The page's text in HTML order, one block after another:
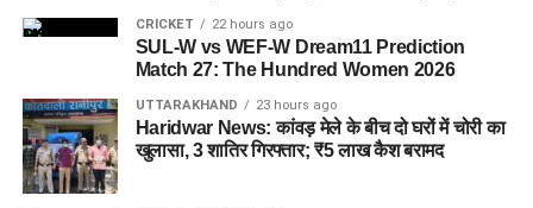
है, जहां वे खुद को सुरक्षित, सम्मानित और परिवार का हिस्सा महसूस कर
5 एकड़ जमीन की हो रही है तलाश
आलंबन गांव विकसित करने के लिए करीब 5 एकड़ जमीन की आवश्यकता
CRICKET 22 hours ago
SUL-W vs WEF-W Dream11 Prediction
Match 27: The Hundred Women 2026
UTTARAKHAND 23 hours ago
Haridwar News: कांवड़ मेले के बीच दो घरों में चोरी का
खुलासा, 3 शातिर गिरफ्तार; ₹5 लाख कैश बरामद